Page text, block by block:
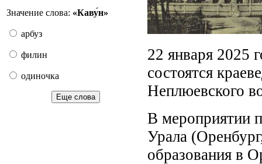
Значение слова: «Каву́н»
арбуз
филин
одиночка
Еще слова
22 января 2025
состоятся
Неплюевского
В мероприятии
Урала
образования в